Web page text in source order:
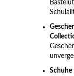
Schuhe